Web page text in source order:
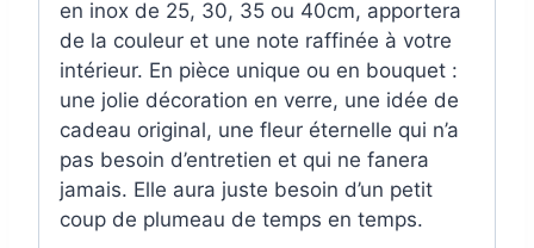
en inox de 25, 30, 35 ou 40cm, apportera
de la couleur et une note raffinée à votre
intérieur. En pièce unique ou en bouquet :
une jolie décoration en verre, une idée de
cadeau original, une fleur éternelle qui n’a
pas besoin d’entretien et qui ne fanera
jamais. Elle aura juste besoin d’un petit
coup de plumeau de temps en temps.